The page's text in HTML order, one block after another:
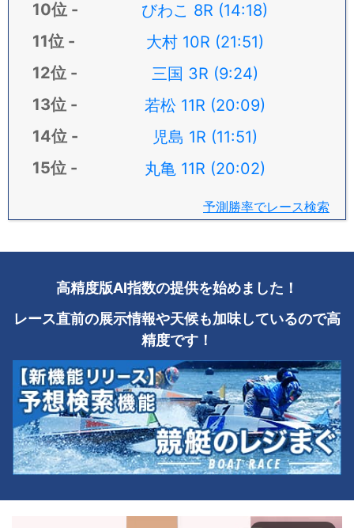
びわこ 8R (14:18)
大村 10R (21:51)
三国 3R (9:24)
若松 11R (20:09)
児島 1R (11:51)
丸亀 11R (20:02)
予測勝率でレース検索
高精度版AI指数の提供を始めました！
レース直前の展示情報や天候も加味しているので高
精度です！